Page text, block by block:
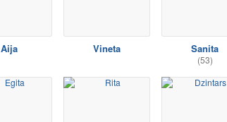
Aija Vineta Sanita
(53)